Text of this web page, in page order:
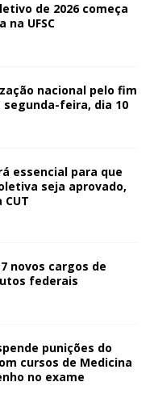
de 2026 começa
UFSC
nacional pelo fim
segunda-feira, dia 10
essencial para que
seja aprovado,
novos cargos de
federais
punições do
cursos de Medicina
no exame